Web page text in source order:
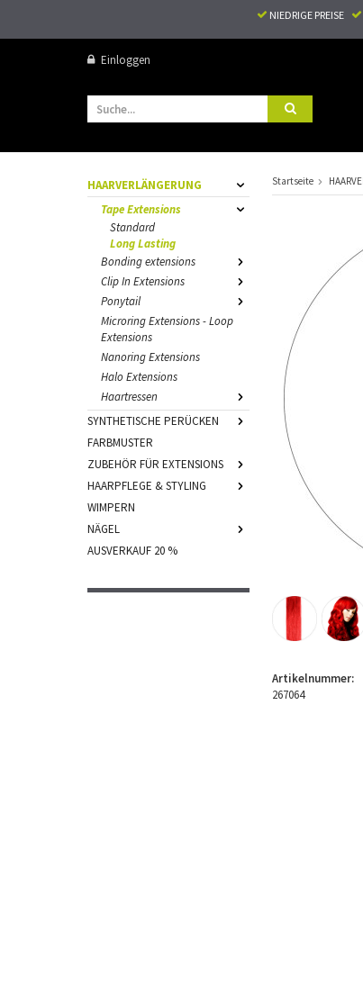
NIEDRIGE PREISE
Einloggen
HAARVERLÄNGERUNG
Tape Extensions
Standard
Long Lasting
Bonding extensions
Clip In Extensions
Ponytail
Microring Extensions - Loop
Extensions
Nanoring Extensions
Halo Extensions
Haartressen
SYNTHETISCHE PERÜCKEN
FARBMUSTER
ZUBEHÖR FÜR EXTENSIONS
HAARPFLEGE & STYLING
WIMPERN
NÄGEL
AUSVERKAUF 20 %
Startseite
Artikelnummer:
267064